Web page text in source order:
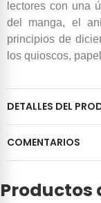
lectores con una
del manga, el
principios de
los quioscos,
DETALLES DEL
COMENTARIOS
Productos